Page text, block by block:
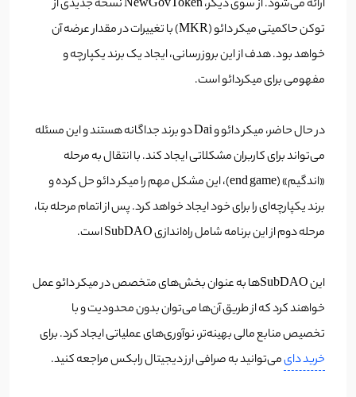
ارائه می‌شود. از سوی دیگر، NewGovToken نسخه جدیدی از
توکن حاکمیتی میکر دائو (MKR) با تغییرات در مقدار عرضه آن
خواهد بود. هدف از این بروزرسانی، ایجاد یک برند یکپارچه و
مفهومی برای میکردائو است.
در حال حاضر، میکر دائو و Dai دو برند جداگانه هستند و این مسئله
می‌تواند برای کاربران مشکلاتی ایجاد کند. با انتقال به مرحله
«اندگیم» (end game)، این مشکل مهم را میکر دائو حل کرده و
برند یکپارچه‌ای را برای خود ایجاد خواهد کرد. پس از اتمام مرحله بتا،
مرحله دوم از این برنامه شامل راه‌اندازی SubDAO است.
این SubDAOها به عنوان بخش‌های متخصص در میکر دائو عمل
خواهند کرد که از طریق آن‌ها می‌توان بدون محدودیت و با
تخصیص منابع مالی بهینه‌تر، نوآوری‌های عملیاتی ایجاد کرد. برای
خرید دایمی‌توانید به صرافی ارز دیجیتال رابکس مراجعه کنید.